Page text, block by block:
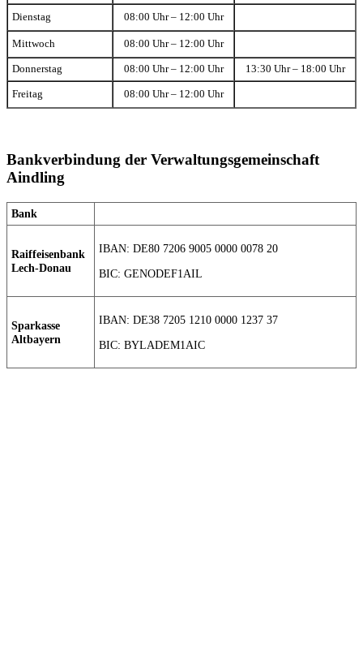
Dienstag 08:00 Uhr – 12:00 Uhr
Mittwoch 08:00 Uhr – 12:00 Uhr
Donnerstag 08:00 Uhr – 12:00 Uhr 13:30 Uhr – 18:00 Uhr
Freitag 08:00 Uhr – 12:00 Uhr
Bankverbindung der Verwaltungsgemeinschaft
Aindling
Bank
Raiffeisenbank
Lech-Donau
IBAN: DE80 7206 9005 0000 0078 20
BIC: GENODEF1AIL
Sparkasse
Altbayern
IBAN: DE38 7205 1210 0000 1237 37
BIC: BYLADEM1AIC